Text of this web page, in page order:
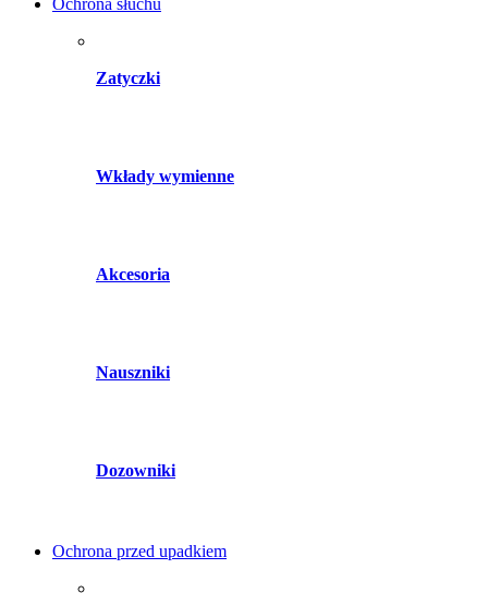
Ochrona słuchu
Zatyczki
Wkłady wymienne
Akcesoria
Nauszniki
Dozowniki
Ochrona przed upadkiem